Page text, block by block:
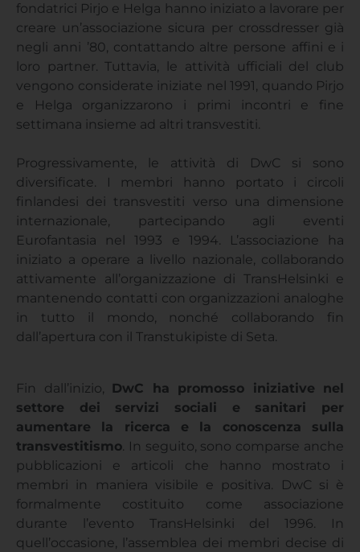
fondatrici Pirjo e Helga hanno iniziato a lavorare per
creare un’associazione sicura per crossdresser già
negli anni ’80, contattando altre persone affini e i
loro partner. Tuttavia, le attività ufficiali del club
vengono considerate iniziate nel 1991, quando Pirjo
e Helga organizzarono i primi incontri e fine
settimana insieme ad altri transvestiti.
Progressivamente, le attività di DwC si sono
diversificate. I membri hanno portato i circoli
finlandesi dei transvestiti verso una dimensione
internazionale, partecipando agli eventi
Eurofantasia nel 1993 e 1994. L’associazione ha
iniziato a operare a livello nazionale, collaborando
attivamente all’organizzazione di TransHelsinki e
mantenendo contatti con organizzazioni analoghe
in tutto il mondo, nonché collaborando fin
dall’apertura con il Transtukipiste di Seta.
Fin dall’inizio,
DwC ha promosso iniziative nel
settore dei servizi sociali e sanitari per
aumentare la ricerca e la conoscenza sulla
transvestitismo. In seguito, sono comparse anche
pubblicazioni e articoli che hanno mostrato i
membri in maniera visibile e positiva. DwC si è
formalmente costituito come associazione
durante l’evento TransHelsinki del 1996. In
quell’occasione, l’assemblea dei membri decise di